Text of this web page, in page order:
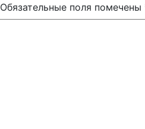
Обязательные поля помечены